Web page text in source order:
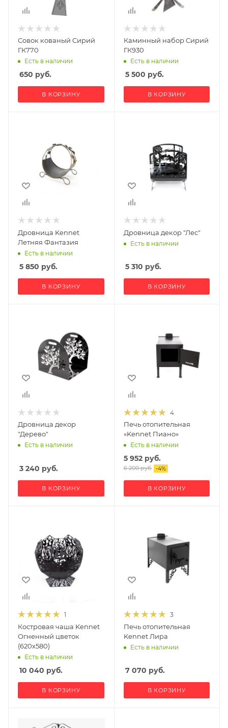
Совок кованый Сирий
ГК770
Есть в наличии
650 руб.
В КОРЗИНУ
Каминный набор Сирий
ГК930
Есть в наличии
5 500 руб.
В КОРЗИНУ
Дровница Kennet
Летняя Фантазия
Есть в наличии
5 850 руб.
В КОРЗИНУ
Дровница декор "Лес"
Есть в наличии
5 310 руб.
В КОРЗИНУ
Дровница декор
"Дерево"
Есть в наличии
3 240 руб.
В КОРЗИНУ
4
Печь отопительная
«Kennet Пиано»
Есть в наличии
5 952руб.
6 200руб. -4%
В КОРЗИНУ
1
Костровая чаша Kennet
Огненный цветок
(620х580)
Есть в наличии
10 040 руб.
В КОРЗИНУ
3
Печь отопительная
Kennet Лира
Есть в наличии
7 070 руб.
В КОРЗИНУ